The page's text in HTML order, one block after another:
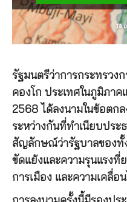
รัฐมนตรีว่าการกระทรวง
คองโก ประเทศในภูมิภา
2568 ได้ลงนามในข้อตก
ระหว่างกันที่ทำเนียบประ
สัญลักษณ์ว่ารัฐบาลของทั้
ขัดแย้งและความรุนแรงที่
การเมือง และความเคลื่อ